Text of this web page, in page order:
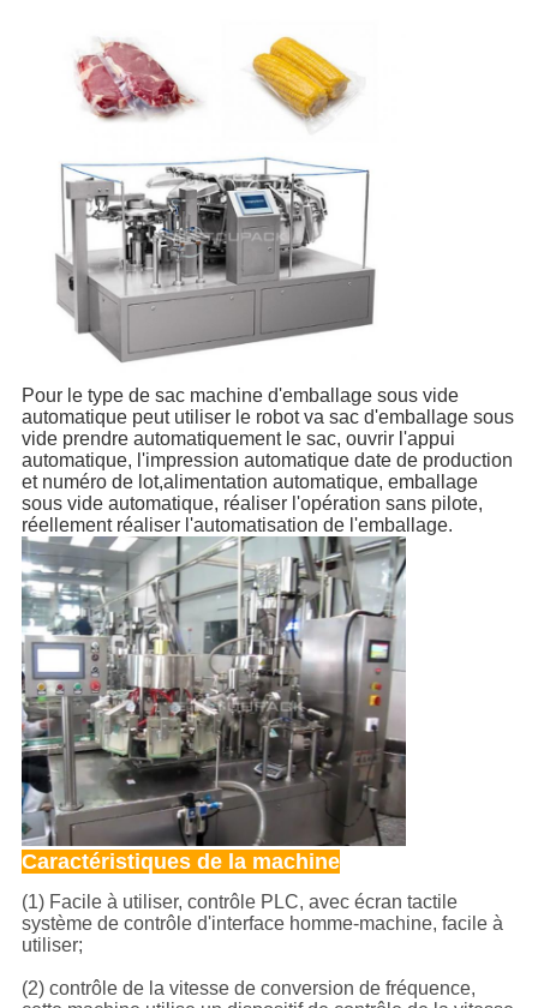
Pour le type de sac machine d'emballage sous vide
automatique peut utiliser le robot va sac d'emballage sous
vide prendre automatiquement le sac, ouvrir l'appui
automatique, l'impression automatique date de production
et numéro de lot,alimentation automatique, emballage
sous vide automatique, réaliser l'opération sans pilote,
réellement réaliser l'automatisation de l'emballage.
Caractéristiques de la machine
(1) Facile à utiliser, contrôle PLC, avec écran tactile
système de contrôle d'interface homme-machine, facile à
utiliser;
(2) contrôle de la vitesse de conversion de fréquence,